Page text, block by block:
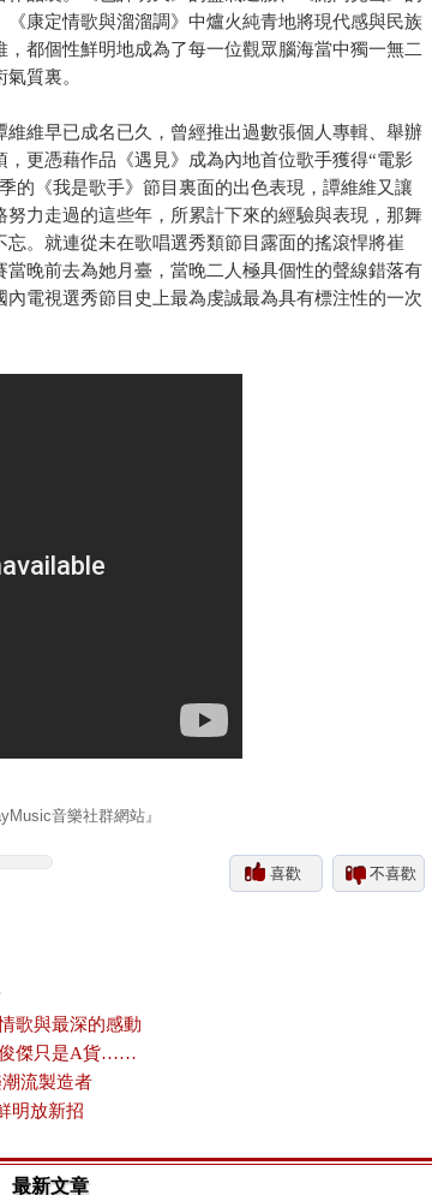
康定情歌與溜溜調》中爐火純青地將現代感與民族
都個性鮮明地成為了每一位觀眾腦海當中獨一無二
質裏。
維早已成名已久，曾經推出過數張個人專輯、舉辦
更憑藉作品《遇見》成為內地首位歌手獲得“電影
《我是歌手》節目裏面的出色表現，譚維維又讓
力走過的這些年，所累計下來的經驗與表現，那舞
。就連從未在歌唱選秀類節目露面的搖滾悍將崔
晚前去為她月臺，當晚二人極具個性的聲線錯落有
電視選秀節目史上最為虔誠最為具有標注性的一次
音樂社群網站』
喜歡 不喜歡
歌與最深的感動
俊傑只是A貨……
流製造者
明放新招
最新文章